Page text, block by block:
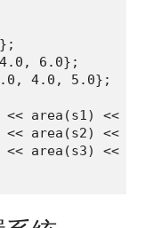
6.0};
4.0, 5.0};
<< area(s1) <<
<< area(s2) <<
<< area(s3) <<